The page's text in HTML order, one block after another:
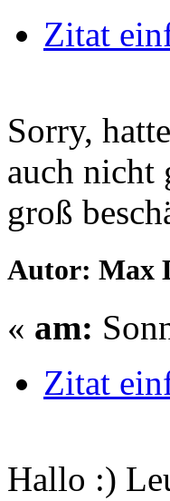
Zitat
Sorry,
auch nicht
groß
Autor: Max
« am:
Zitat
Hallo :)